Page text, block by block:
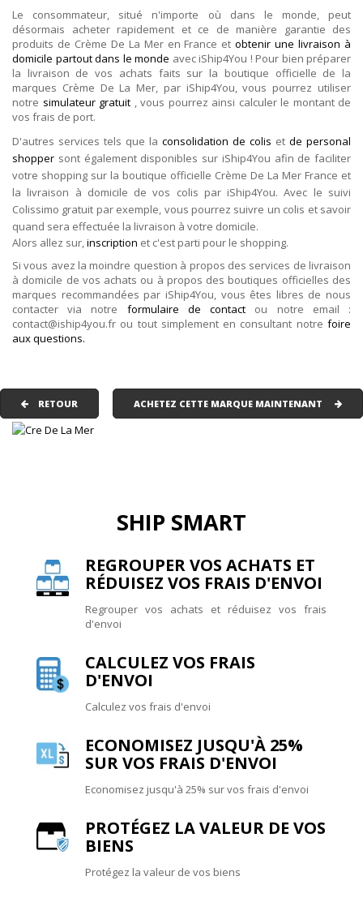
Le consommateur, situé n'importe où dans le monde, peut
désormais acheter rapidement et ce de manière garantie des
produits de Crème De La Mer en France etobtenir une livraison à
domicile partout dans le monde avec iShip4You ! Pour bien préparer
la livraison de vos achats faits sur la boutique officielle de la
marques Crème De La Mer, par iShip4You, vous pourrez utiliser
notre simulateur gratuit , vous pourrez ainsi calculer le montant de
vos frais de port.
D'autres services tels que la consolidation de colis et de personal
shopper sont également disponibles sur iShip4You afin de faciliter
votre shopping sur la boutique officielle Crème De La Mer France et
la livraison à domicile de vos colis par iShip4You. Avec le suivi
Colissimo gratuit par exemple, vous pourrez suivre un colis et savoir
quand sera effectuée la livraison à votre domicile.
Alors allez sur, inscription et c'est parti pour le shopping.
Si vous avez la moindre question à propos des services de livraison
à domicile de vos achats ou à propos des boutiques officielles des
marques recommandées par iShip4You, vous êtes libres de nous
contacter via notre formulaire de contact ou notre email :
contact@iship4you.fr ou tout simplement en consultant notre foire
aux questions.
RETOUR ACHETEZ CETTE MARQUE MAINTENANT
SHIP SMART
REGROUPER VOS ACHATS ET
RÉDUISEZ VOS FRAIS D'ENVOI
Regrouper vos achats et réduisez vos frais
d'envoi
CALCULEZ VOS FRAIS
D'ENVOI
Calculez vos frais d'envoi
ECONOMISEZ JUSQU'À 25%
SUR VOS FRAIS D'ENVOI
Economisez jusqu'à 25% sur vos frais d'envoi
PROTÉGEZ LA VALEUR DE VOS
BIENS
Protégez la valeur de vos biens